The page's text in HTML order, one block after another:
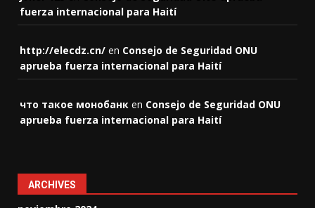
fuerza internacional para Haití
http://elecdz.cn/ en Consejo de Seguridad ONU
aprueba fuerza internacional para Haití
что такое монобанк en Consejo de Seguridad ONU
aprueba fuerza internacional para Haití
ARCHIVES